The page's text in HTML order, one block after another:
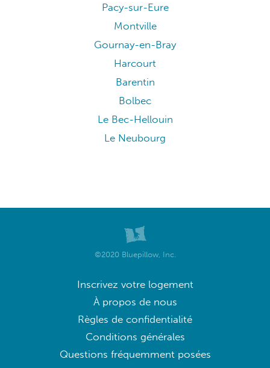
Pacy-sur-Eure
Montville
Gournay-en-Bray
Harcourt
Barentin
Bolbec
Le Bec-Hellouin
Le Neubourg
©2020 Bluepillow, Inc.
Inscrivez votre logement
À propos de nous
Règles de confidentialité
Conditions générales
Questions fréquemment posées